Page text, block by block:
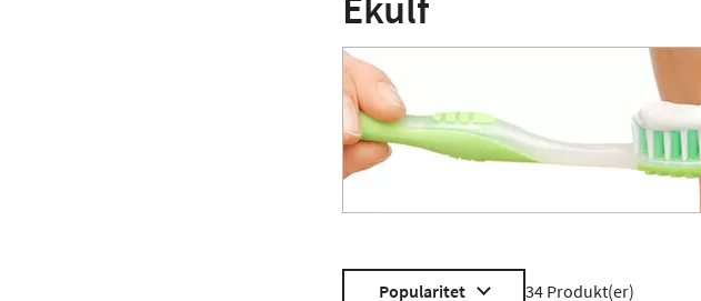
Popularitet 34 Produkt(er)